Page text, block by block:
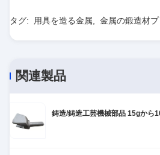
fantastic once you dial in
taking the time to set it up
finding that sweet spot
タグ: 用具を造る金属 金属の鍛造材プ
関連製品
鋳造/鋳造工芸機械部品 15gから